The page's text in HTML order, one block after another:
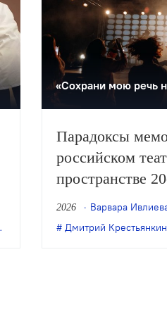
,Мария Стюарт,
«Сохрани мою речь
Парадоксы
российском
пространстве
на примере
Крестьянкина,
2026
Варвара
Дмитрий Крестьянкин